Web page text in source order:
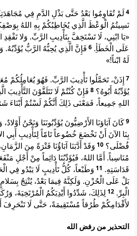
4 لَمْ تُقَاوِمُوا بَعْدُ حَتَّى بَذْلِ الدَّمِ فِي
نَسِيتُمُ الْوَعْظَ الَّذِي يُخَاطِبُكُمْ بِهِ اللهُ
«يَا ابْنِي، لَا تَسْتَخِفَّ بِتَأْدِيبِ الرَّبِّ. وَلا
عَلَى الْخَطَأِ. 6 فَإِنَّ الَّذِي يُحِبُّهُ الرَّبُّ
لَهُ ابْناً!»
7 إِذَنْ، تَحَمَّلُوا تَأْدِيبَ الرَّبِّ. فَهُوَ يُعَامِلُكُمْ
يُؤَدِّبُهُ أَبُوهُ؟ 8 فَإِنْ كُنْتُمْ لَا تَتَلَقَّوْنَ التَّأْدِيبَ
اللهِ جَمِيعاً، فَمَعْنَى ذَلِكَ أَنَّكُمْ لَسْتُمْ أَبْنَاءَ
9كَانَ آبَاؤنَا الأَرْضِيُّونَ يُؤَدِّبُونَنَا وَنَحْنُ
بِنَا الآنَ أَنْ نَخْضَعَ خُضُوعاً تَامّاً لِتَأْدِيبِ أَبِي
فُضْلَى؟ 10 وَقَدْ أَدَّبَنَا آبَاؤُنَا فَتْرَةً مِنَ
مُنَاسِباً. أَمَّا اللهُ، فَيُؤَدِّبُنَا دَائِماً مِنْ أَجْلِ
قَدَاسَتِهِ. 11 وَطَبْعاً، كُلُّ تَأْدِيبٍ لَا يَبْدُو فِي
بَلْ عَلَى الْحُزْنِ. وَلَكِنَّهُ فِيمَا بَعْدُ، يُنْتِجُ
الْبِرِّ. 12 لِذَلِكَ، شَدِّدُوا أَيْدِيَكُمُ الْمُرْتَخِيَةَ،
لأَقْدَامِكُمْ طُرُقاً مُسْتَقِيمَةً، حَتَّى لَا
التحذير من رفض الله